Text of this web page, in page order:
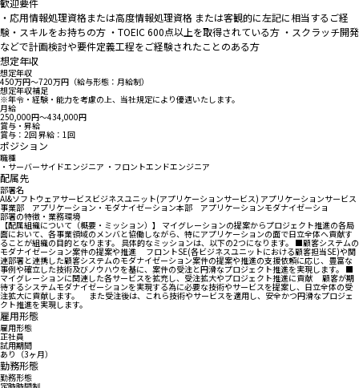
歓迎要件
・応用情報処理資格または高度情報処理資格 または客観的に左記に相当するご経
験・スキルをお持ちの方 ・TOEIC 600点以上を取得されている方 ・スクラッチ開発
などで計画検討や要件定義工程をご経験されたことのある方
想定年収
想定年収
450万円〜720万円（給与形態：月給制）
想定年収補足
※年令・経験・能力を考慮の上、当社規定により優遇いたします。
月給
250,000円〜434,000円
賞与・昇給
賞与：2回 昇給：1回
ポジション
職種
・サーバーサイドエンジニア ・フロントエンドエンジニア
配属先
部署名
AI&ソフトウェアサービスビジネスユニット(アプリケーションサービス) アプリケーションサービス
事業部 アプリケーション・モダナイゼーション本部 アプリケーションモダナイゼーショ
部署の特徴・業務環境
【配属組織について（概要・ミッション）】 マイグレーションの提案からプロジェクト推進の各局
面において、各事業領域のメンバと協働しながら、特にアプリケーションの面で日立全体へ貢献す
ることが組織の目的となります。 具体的なミッションは、以下の2つになります。 ■顧客システムの
モダナイゼーション案件の提案や推進 フロントSE(各ビジネスユニットにおける顧客担当SE)や関
連部署と連携した顧客システムのモダナイゼーション案件の提案や推進の支援依頼に応じ、豊富な
事例や確立した技術及びノウハウを基に、案件の受注と円滑なプロジェクト推進を実現します。 ■
マイグレーションに関連した各サービスを拡充し、受注拡大やプロジェクト推進に貢献 顧客が期
待するシステムモダナイゼーションを実現する為に必要な技術やサービスを提案し、日立全体の受
注拡大に貢献します。 また受注後は、これら技術やサービスを適用し、安全かつ円滑なプロジェ
クト推進を実現します。
雇用形態
雇用形態
正社員
試用期間
あり（3ヶ月）
勤務形態
勤務形態